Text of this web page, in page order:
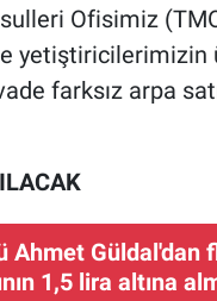
Ofisimiz
yetiştiricilerimizin
farksız arpa
Ahmet Güldal'dan
1,5 lira altına